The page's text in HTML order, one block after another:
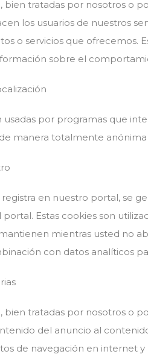
bien tratadas por nosotros o
los usuarios de nuestros
o servicios que ofrecemos.
sobre el
usadas por programas que
manera totalmente
en nuestro portal, se
Estas cookies son
mientras usted no
con datos analíticos
bien tratadas por nosotros o
del anuncio al
de navegación en internet